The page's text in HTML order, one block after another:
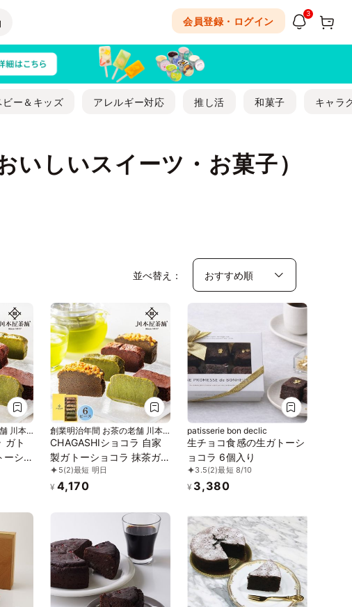
会員登録・ログイン
3
ビー＆キッズ アレルギー対応 推し活 和菓子 キャラ
しいスイーツ・お菓子）
並べ替え：
川本
ガト
ーシ
元
創業明治年間 お茶の老舗 川本
屋
CHAGASHIショコラ 自家
製ガトーショコラ 抹茶ガ
トーショコラ ほうじ茶ガ
トーショコラ 6個セットお
5(2)最短 明日
¥ 4,170
patisserie bon declic
生チョコ食感の生ガトーシ
ョコラ 6個入り
3.5(2)最短 8/10
¥ 3,380